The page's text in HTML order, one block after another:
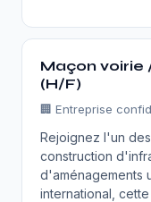
Maçon voirie
(H/F)
🏢 Entreprise
Rejoignez l'un
construction
d'aménagements
international,